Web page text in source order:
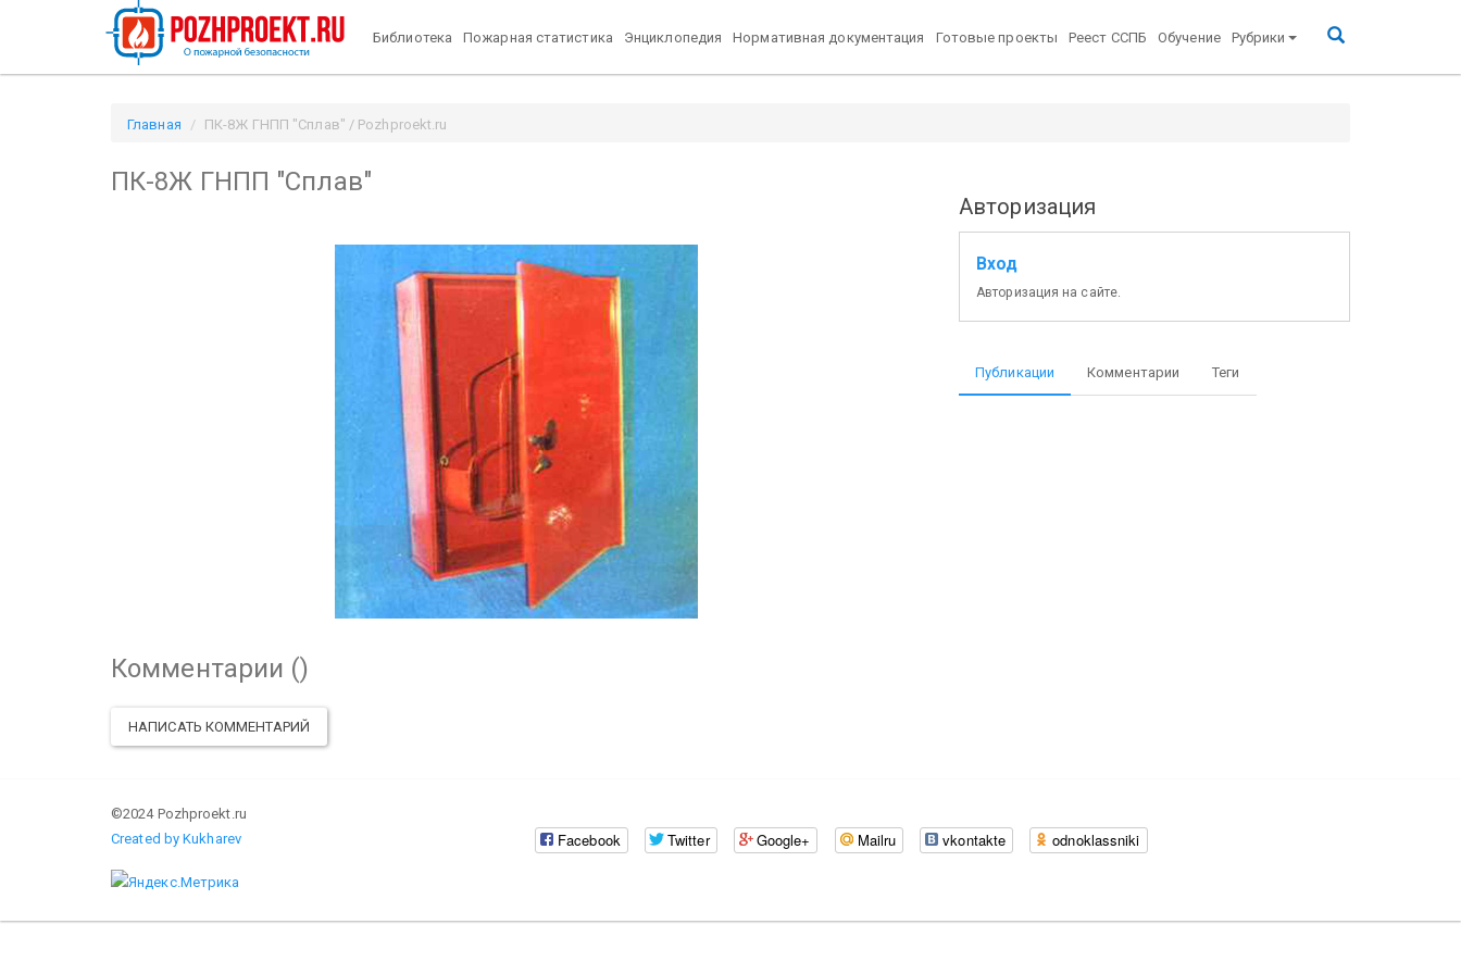
Библиотека Пожарная статистика Энциклопедия Нормативная документация Готовые проекты Реест ССПБ Обучение Рубрики
Главная ПК-8Ж ГНПП "Сплав" / Pozhproekt.ru
ПК-8Ж ГНПП "Сплав"
Комментарии ()
НАПИСАТЬ КОММЕНТАРИЙ
Авторизация
Вход
Авторизация на сайте.
Публикации Комментарии Теги
©2024 Pozhproekt.ru
Created by Kukharev
Facebook Twitter Google+ Mailru vkontakte odnoklassniki